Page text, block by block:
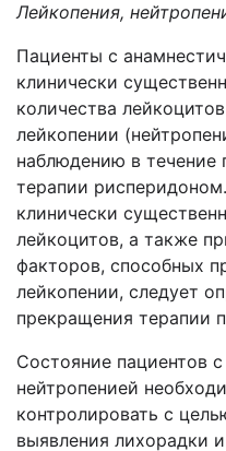
Лейкопения,
Пациенты с
клинически
количества
лейкопении
наблюдению в течение
терапии
клинически
лейкоцитов, а также
факторов, способных
лейкопении, следует
прекращения терапии
Состояние пациентов
нейтропенией
контролировать с
выявления лихорадки